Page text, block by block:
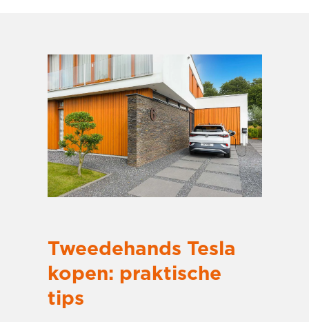
Tweedehands Tesla
kopen: praktische
tips